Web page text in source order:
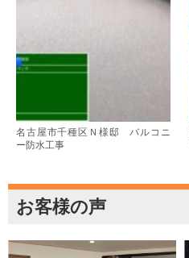
名古屋市千種区Ｎ様邸 バルコニ
ー防水工事
お客様の声